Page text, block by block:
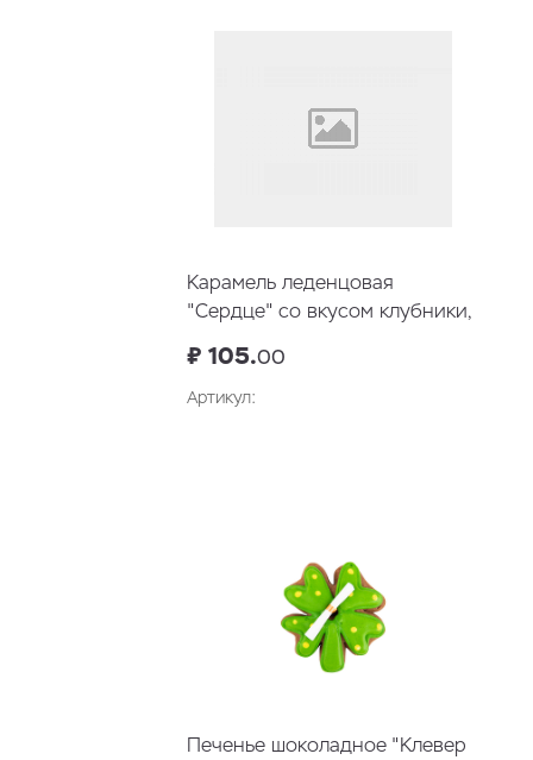
Карамель леденцовая
"Сердце" со вкусом клубники,
₽ 105.00
Артикул:
Печенье шоколадное "Клевер